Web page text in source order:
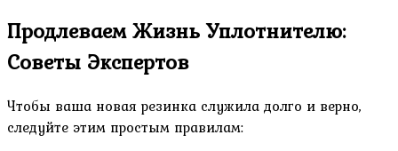
Продлеваем Жизнь Уплотнителю:
Советы Экспертов
Чтобы ваша новая резинка служила долго и верно,
следуйте этим простым правилам: